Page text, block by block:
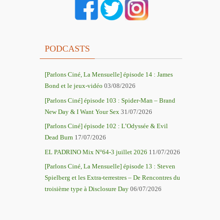
PODCASTS
[Parlons Ciné, La Mensuelle] épisode 14 : James
Bond et le jeux-vidéo 03/08/2026
[Parlons Ciné] épisode 103 : Spider-Man – Brand
New Day & I Want Your Sex 31/07/2026
[Parlons Ciné] épisode 102 : L’Odyssée & Evil
Dead Burn 17/07/2026
EL PADRINO Mix N°64-3 juillet 2026 11/07/2026
[Parlons Ciné, La Mensuelle] épisode 13 : Steven
Spielberg et les Extra-terrestres – De Rencontres du
troisième type à Disclosure Day 06/07/2026